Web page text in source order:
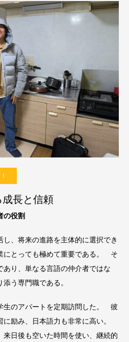
長と信頼
の役割
、将来の進路を主体的に選択でき
にとっても極めて重要である。 そ
り、単なる言語の仲介者ではな
う専門職である。
生のアパートを定期訪問した。 彼
に励み、日本語力も非常に高い。
日後も空いた時間を使い、継続的